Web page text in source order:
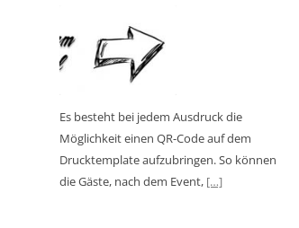
Es besteht bei jedem Ausdruck die
Möglichkeit einen QR-Code auf dem
Drucktemplate aufzubringen. So können
die Gäste, nach dem Event, […]